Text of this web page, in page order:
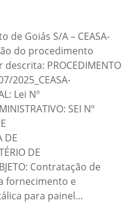
de Goiás S/A – CEASA-
do procedimento
PROCEDIMENTO
2025_CEASA-
Lei Nº
SEI Nº
DE
DE
Contratação de
fornecimento e
para painel…